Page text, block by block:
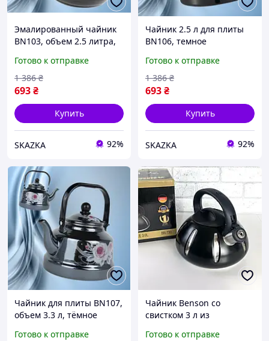
Эмалированный чайник
BN103, объем 2.5 литра,
принтом. Код BN103PFT
Готово к отправке
693₴
1 386 ₴
Купить
SKAZKA 92%
Чайник 2.5 л для плиты
BN106, темное
покрытие, с рисунком.
Код BN106KJJ
Готово к отправке
693₴
1 386 ₴
Купить
SKAZKA 92%
Чайник для плиты BN107,
объем 3.3 л, тёмное
Готово к отправке
Чайник Benson со
свистком 3 л из
Готово к отправке